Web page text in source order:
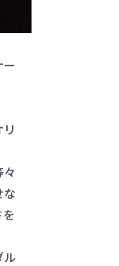
な
ル